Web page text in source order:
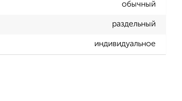
обычный
раздельный
индивидуальное